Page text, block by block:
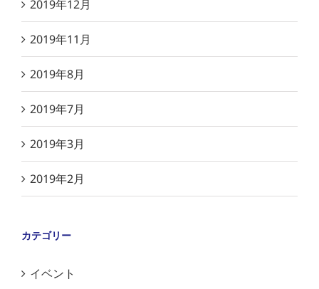
2019年12月
2019年11月
2019年8月
2019年7月
2019年3月
2019年2月
カテゴリー
イベント